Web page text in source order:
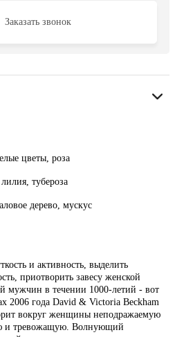
Заказать звонок
цветы, роза
тубероза
дерево, мускус
и активность, выделить
приотворить завесу женской
мужчин в течении 1000-летий - вот
2006 года David & Victoria Beckham
вокруг женщины неподражаемую
и тревожащую. Волнующий